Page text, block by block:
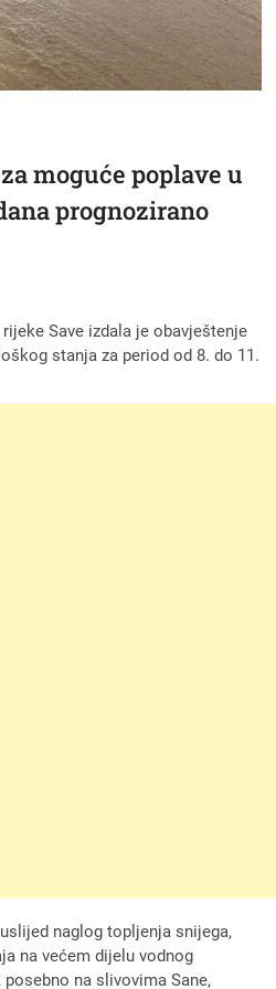
moguće poplave u
prognozirano
Save izdala je obavještenje
stanja za period od 8. do 11.
naglog topljenja snijega,
na većem dijelu vodnog
na slivovima Sane,